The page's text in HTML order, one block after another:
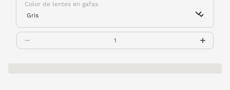
Color de lentes en gafas